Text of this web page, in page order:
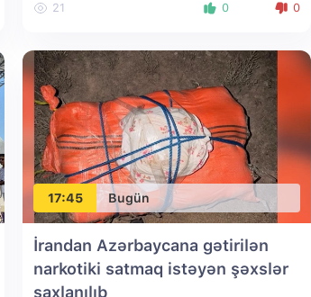
21 0 0
17:45 Bugün
İrandan Azərbaycana gətirilən
narkotiki satmaq istəyən şəxslər
saxlanılıb